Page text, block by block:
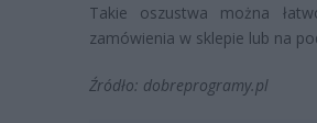
Takie oszustwa można
zamówienia w sklepie lub na
Źródło: dobreprogramy.pl